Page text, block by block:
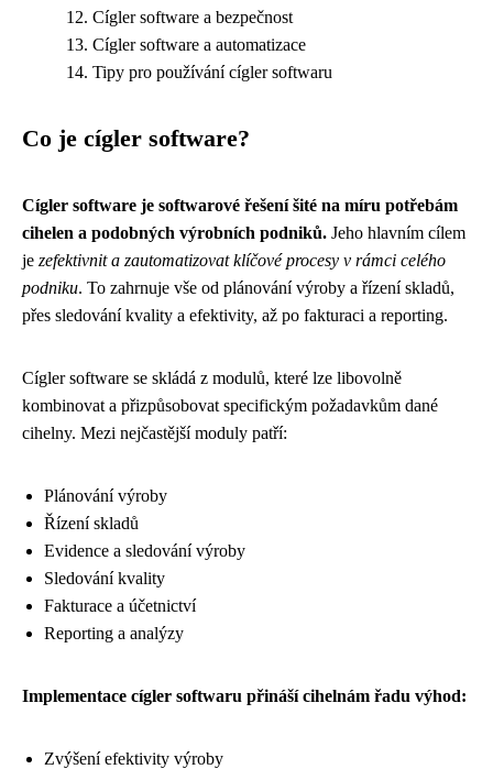
Cígler software a bezpečnost
Cígler software a automatizace
Tipy pro používání cígler softwaru
Co je cígler software?
Cígler software je softwarové řešení šité na míru potřebám
cihelen a podobných výrobních podniků. Jeho hlavním cílem
je zefektivnit a zautomatizovat klíčové procesy v rámci celého
podniku. To zahrnuje vše od plánování výroby a řízení skladů,
přes sledování kvality a efektivity, až po fakturaci a reporting.
Cígler software se skládá z modulů, které lze libovolně
kombinovat a přizpůsobovat specifickým požadavkům dané
cihelny. Mezi nejčastější moduly patří:
Plánování výroby
Řízení skladů
Evidence a sledování výroby
Sledování kvality
Fakturace a účetnictví
Reporting a analýzy
Implementace cígler softwaru přináší cihelnám řadu výhod:
Zvýšení efektivity výroby